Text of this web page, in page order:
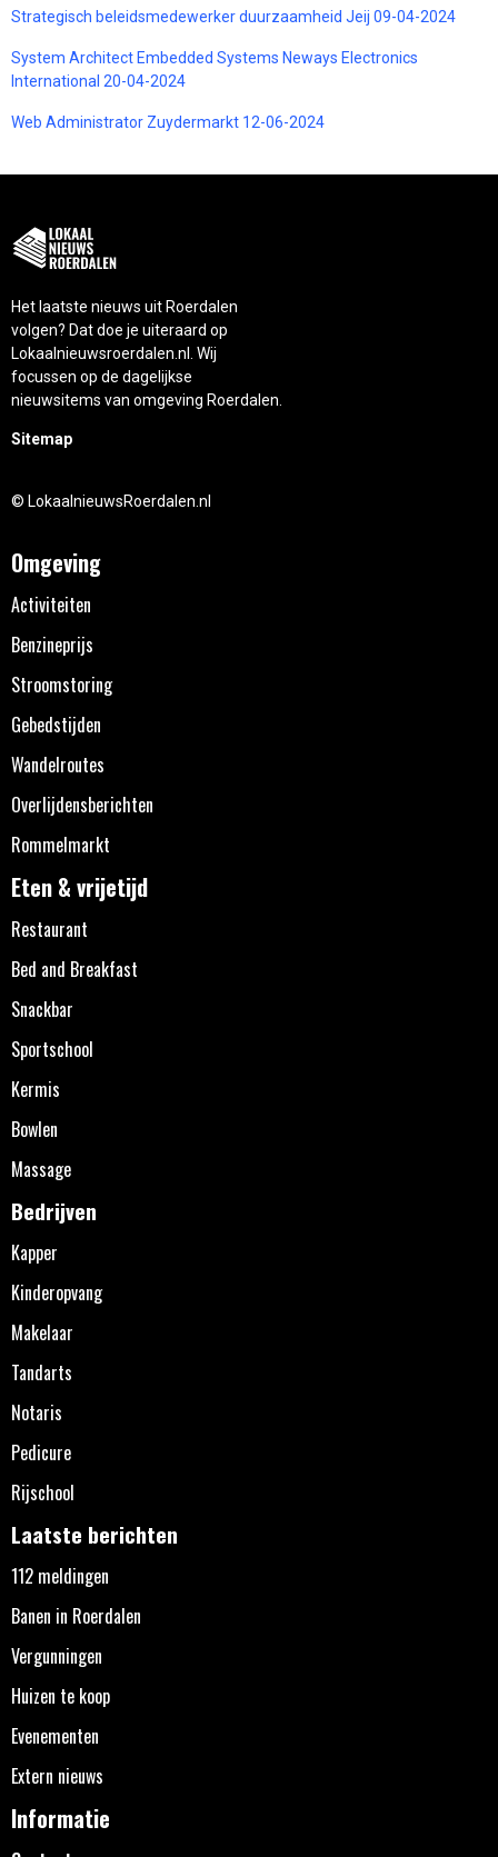
Strategisch beleidsmedewerker duurzaamheid Jeij 09-04-2024
System Architect Embedded Systems Neways Electronics
International 20-04-2024
Web Administrator Zuydermarkt 12-06-2024
Het laatste nieuws uit Roerdalen
volgen? Dat doe je uiteraard op
Lokaalnieuwsroerdalen.nl. Wij
focussen op de dagelijkse
nieuwsitems van omgeving Roerdalen.
Sitemap
© LokaalnieuwsRoerdalen.nl
Omgeving
Activiteiten
Benzineprijs
Stroomstoring
Gebedstijden
Wandelroutes
Overlijdensberichten
Rommelmarkt
Eten & vrijetijd
Restaurant
Bed and Breakfast
Snackbar
Sportschool
Kermis
Bowlen
Massage
Bedrijven
Kapper
Kinderopvang
Makelaar
Tandarts
Notaris
Pedicure
Rijschool
Laatste berichten
112 meldingen
Banen in Roerdalen
Vergunningen
Huizen te koop
Evenementen
Extern nieuws
Informatie